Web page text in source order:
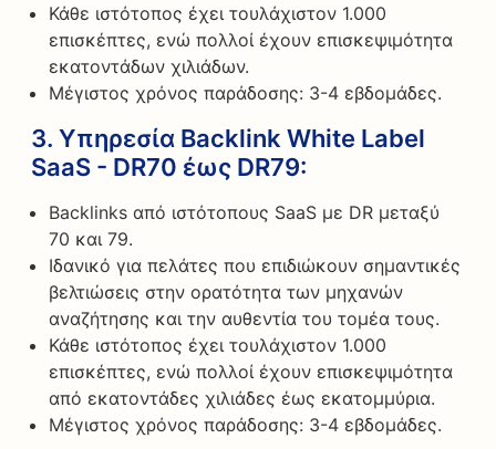
Κάθε ιστότοπος έχει τουλάχιστον 1.000
επισκέπτες, ενώ πολλοί έχουν επισκεψιμότητα
εκατοντάδων χιλιάδων.
Μέγιστος χρόνος παράδοσης: 3-4 εβδομάδες.
3. Υπηρεσία Backlink White Label
SaaS - DR70 έως DR79:
Backlinks από ιστότοπους SaaS με DR μεταξύ
70 και 79.
Ιδανικό για πελάτες που επιδιώκουν σημαντικές
βελτιώσεις στην ορατότητα των μηχανών
αναζήτησης και την αυθεντία του τομέα τους.
Κάθε ιστότοπος έχει τουλάχιστον 1.000
επισκέπτες, ενώ πολλοί έχουν επισκεψιμότητα
από εκατοντάδες χιλιάδες έως εκατομμύρια.
Μέγιστος χρόνος παράδοσης: 3-4 εβδομάδες.